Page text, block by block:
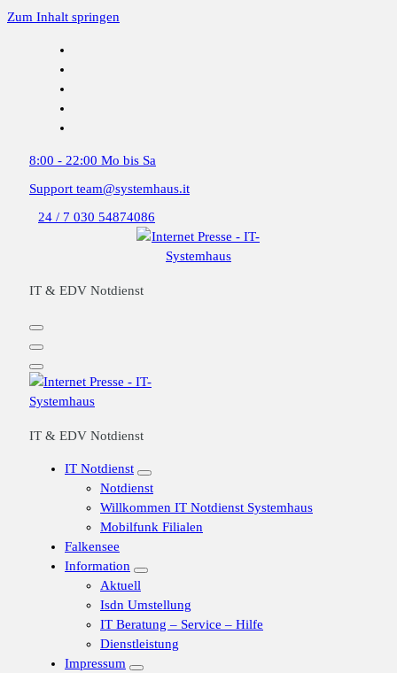
Zum Inhalt springen
8:00 - 22:00 Mo bis Sa
Support team@systemhaus.it
24 / 7 030 54874086
IT & EDV Notdienst
IT & EDV Notdienst
IT Notdienst
Notdienst
Willkommen IT Notdienst Systemhaus
Mobilfunk Filialen
Falkensee
Information
Aktuell
Isdn Umstellung
IT Beratung – Service – Hilfe
Dienstleistung
Impressum